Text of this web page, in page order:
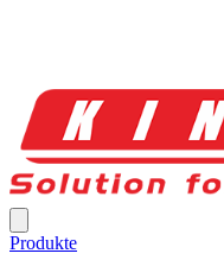
Produkte